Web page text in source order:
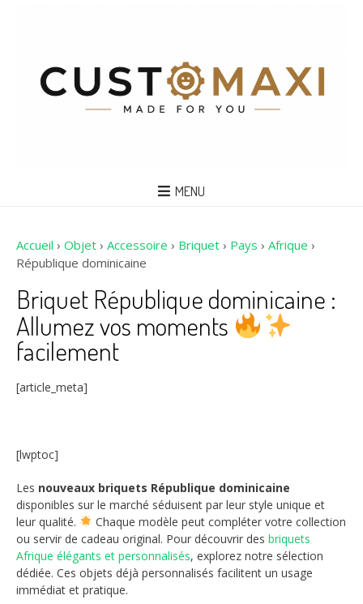
MENU
Accueil › Objet › Accessoire › Briquet › Pays › Afrique ›
République dominicaine
Briquet République dominicaine :
Allumez vos moments
facilement
[article_meta]
[lwptoc]
Les nouveaux briquets République dominicaine
disponibles sur le marché séduisent par leur style unique et
leur qualité.
Chaque modèle peut compléter votre collection
ou servir de cadeau original. Pour découvrir des briquets
Afrique élégants et personnalisés, explorez notre sélection
dédiée. Ces objets déjà personnalisés facilitent un usage
immédiat et pratique.